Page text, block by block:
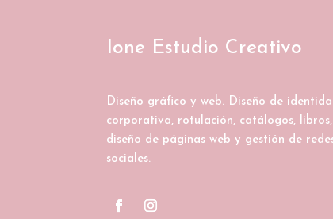
Ione Estudio Creativo
Diseño gráfico y web. Diseño de
corporativa, rotulación, catálogos, libros,
diseño de páginas web y gestión de
sociales.